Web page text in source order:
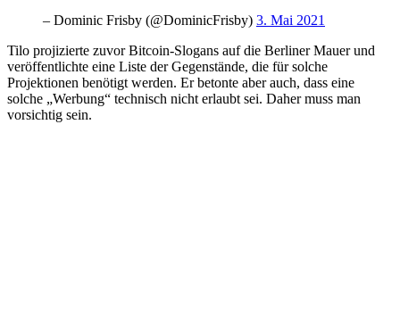
– Dominic Frisby (@DominicFrisby) 3. Mai 2021
Tilo projizierte zuvor Bitcoin-Slogans auf die Berliner Mauer und
veröffentlichte eine Liste der Gegenstände, die für solche
Projektionen benötigt werden. Er betonte aber auch, dass eine
solche „Werbung“ technisch nicht erlaubt sei. Daher muss man
vorsichtig sein.